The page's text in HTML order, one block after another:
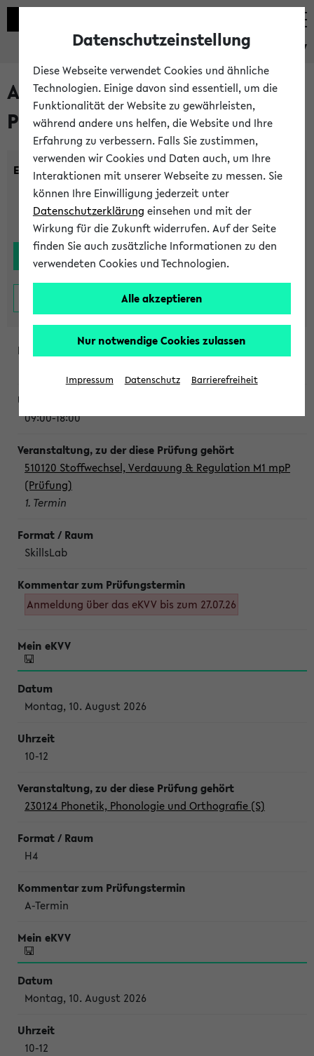
eKVV
Alle noch stattfindenden
Prüfungen
Einrichtung:
09:00-18:00
510120 Stoffwechsel, Verdauung & Regulation M1 mpP
(Prüfung)
1. Termin
SkillsLab
Anmeldung über das eKVV bis zum 27.07.26
Montag, 10. August 2026
10-12
230124 Phonetik, Phonologie und Orthografie (S)
H4
A-Termin
Montag, 10. August 2026
10-12
Datenschutzeinstellung
Diese Webseite verwendet Cookies und ähnliche
Technologien. Einige davon sind essentiell, um die
Funktionalität der Website zu gewährleisten,
während andere uns helfen, die Website und Ihre
Erfahrung zu verbessern. Falls Sie zustimmen,
verwenden wir Cookies und Daten auch, um Ihre
Interaktionen mit unserer Webseite zu messen. Sie
können Ihre Einwilligung jederzeit unter
Datenschutzerklärung einsehen und mit der
Wirkung für die Zukunft widerrufen. Auf der Seite
finden Sie auch zusätzliche Informationen zu den
verwendeten Cookies und Technologien.
Alle akzeptieren
Nur notwendige Cookies zulassen
Impressum Datenschutz Barrierefreiheit